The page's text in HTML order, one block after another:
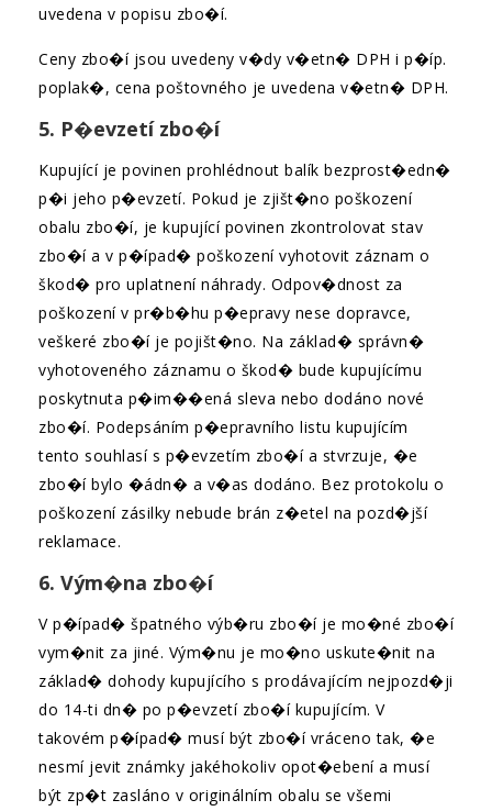
uvedena v popisu zbo�í.
Ceny zbo�í jsou uvedeny v�dy v�etn� DPH i p�íp.
poplak�, cena poštovného je uvedena v�etn� DPH.
5. P�evzetí zbo�í
Kupující je povinen prohlédnout balík bezprost�edn�
p�i jeho p�evzetí. Pokud je zjišt�no poškození
obalu zbo�í, je kupující povinen zkontrolovat stav
zbo�í a v p�ípad� poškození vyhotovit záznam o
škod� pro uplatnení náhrady. Odpov�dnost za
poškození v pr�b�hu p�epravy nese dopravce,
veškeré zbo�í je pojišt�no. Na základ� správn�
vyhotoveného záznamu o škod� bude kupujícímu
poskytnuta p�im��ená sleva nebo dodáno nové
zbo�í. Podepsáním p�epravního listu kupujícím
tento souhlasí s p�evzetím zbo�í a stvrzuje, �e
zbo�í bylo �ádn� a v�as dodáno. Bez protokolu o
poškození zásilky nebude brán z�etel na pozd�jší
reklamace.
6. Vým�na zbo�í
V p�ípad� špatného výb�ru zbo�í je mo�né zbo�í
vym�nit za jiné. Vým�nu je mo�no uskute�nit na
základ� dohody kupujícího s prodávajícím nejpozd�ji
do 14-ti dn� po p�evzetí zbo�í kupujícím. V
takovém p�ípad� musí být zbo�í vráceno tak, �e
nesmí jevit známky jakéhokoliv opot�ebení a musí
být zp�t zasláno v originálním obalu se všemi